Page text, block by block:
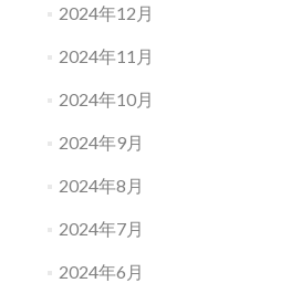
2024年12月
2024年11月
2024年10月
2024年9月
2024年8月
2024年7月
2024年6月